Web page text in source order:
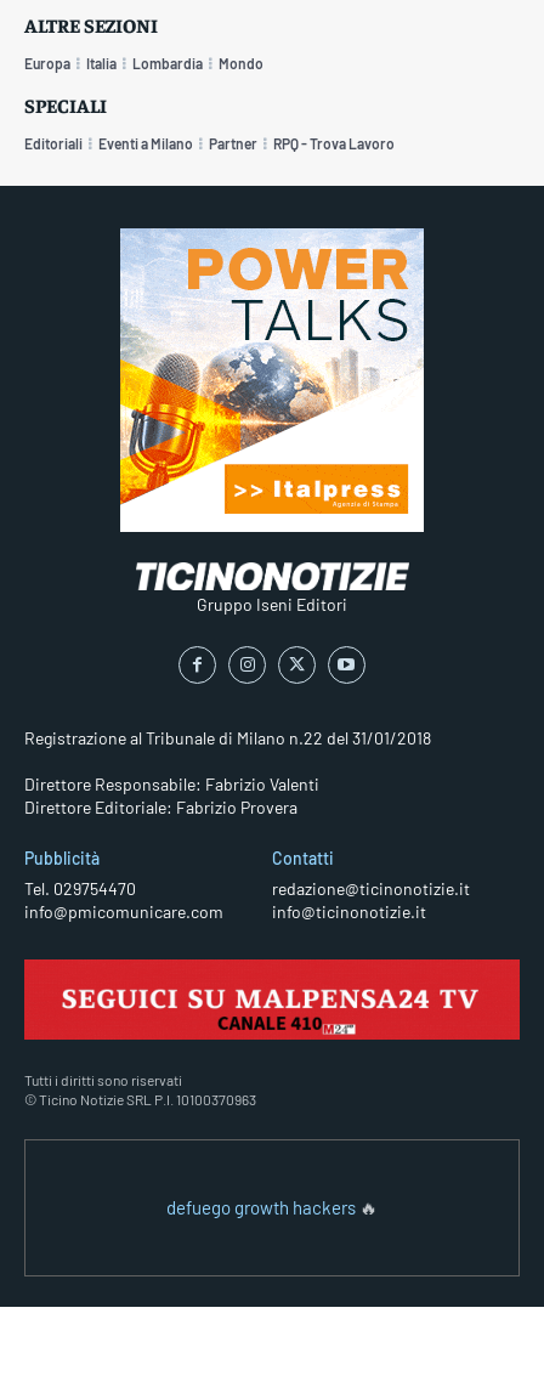
ALTRE SEZIONI
Europa Italia Lombardia Mondo
SPECIALI
Editoriali Eventi a Milano Partner RPQ - Trova Lavoro
Gruppo Iseni Editori
Registrazione al Tribunale di Milano n.22 del 31/01/2018
Direttore Responsabile: Fabrizio Valenti
Direttore Editoriale: Fabrizio Provera
Pubblicità
Tel. 029754470
info@pmicomunicare.com
Contatti
redazione@ticinonotizie.it
info@ticinonotizie.it
Tutti i diritti sono riservati
© Ticino Notizie SRL P.I. 10100370963
defuego growth hackers 🔥